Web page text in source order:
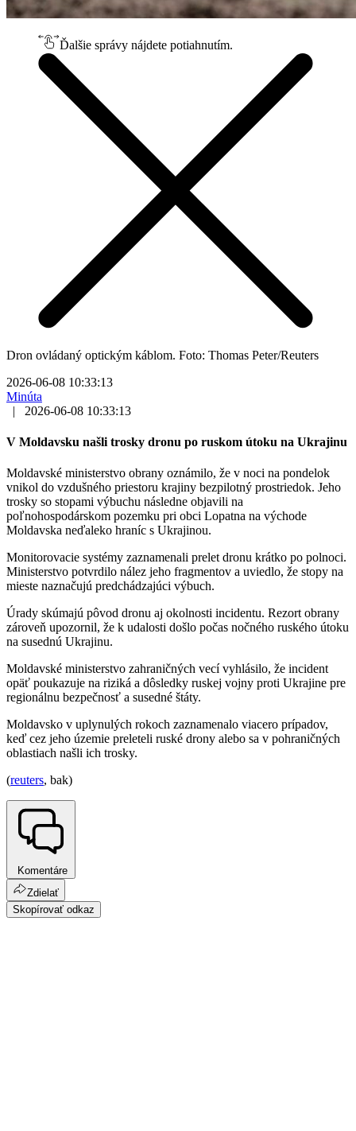
Ďalšie správy nájdete potiahnutím.
Dron ovládaný optickým káblom. Foto: Thomas Peter/Reuters
2026-06-08 10:33:13
Minúta
|
2026-06-08 10:33:13
V Moldavsku našli trosky dronu po ruskom útoku na Ukrajinu
Moldavské ministerstvo obrany oznámilo, že v noci na pondelok
vnikol do vzdušného priestoru krajiny bezpilotný prostriedok. Jeho
trosky so stopami výbuchu následne objavili na
poľnohospodárskom pozemku pri obci Lopatna na východe
Moldavska neďaleko hraníc s Ukrajinou.
Monitorovacie systémy zaznamenali prelet dronu krátko po polnoci.
Ministerstvo potvrdilo nález jeho fragmentov a uviedlo, že stopy na
mieste naznačujú predchádzajúci výbuch.
Úrady skúmajú pôvod dronu aj okolnosti incidentu. Rezort obrany
zároveň upozornil, že k udalosti došlo počas nočného ruského útoku
na susednú Ukrajinu.
Moldavské ministerstvo zahraničných vecí vyhlásilo, že incident
opäť poukazuje na riziká a dôsledky ruskej vojny proti Ukrajine pre
regionálnu bezpečnosť a susedné štáty.
Moldavsko v uplynulých rokoch zaznamenalo viacero prípadov,
keď cez jeho územie preleteli ruské drony alebo sa v pohraničných
oblastiach našli ich trosky.
(reuters, bak)
Komentáre
Zdielať
Skopírovať odkaz